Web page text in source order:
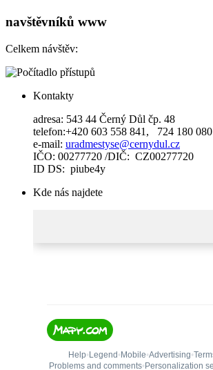
navštěvníků www
Celkem návštěv:
Kontakty
adresa: 543 44 Černý Důl čp. 48
telefon:+420 603 558 841, 724 180 080
e-mail: uradmestyse@cernydul.cz
IČO: 00277720 /DIČ: CZ00277720
ID DS: piube4y
Kde nás najdete